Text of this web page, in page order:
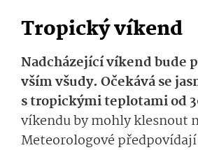
Tropický víkend
Nadcházející víkend bude
vším všudy. Očekává se
s tropickými teplotami od
víkendu by mohly klesnout
Meteorologové